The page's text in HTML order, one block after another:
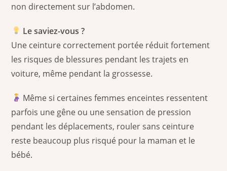
non directement sur l’abdomen.
Le saviez-vous ?
Une ceinture correctement portée réduit fortement
les risques de blessures pendant les trajets en
voiture, même pendant la grossesse.
Même si certaines femmes enceintes ressentent
parfois une gêne ou une sensation de pression
pendant les déplacements, rouler sans ceinture
reste beaucoup plus risqué pour la maman et le
bébé.